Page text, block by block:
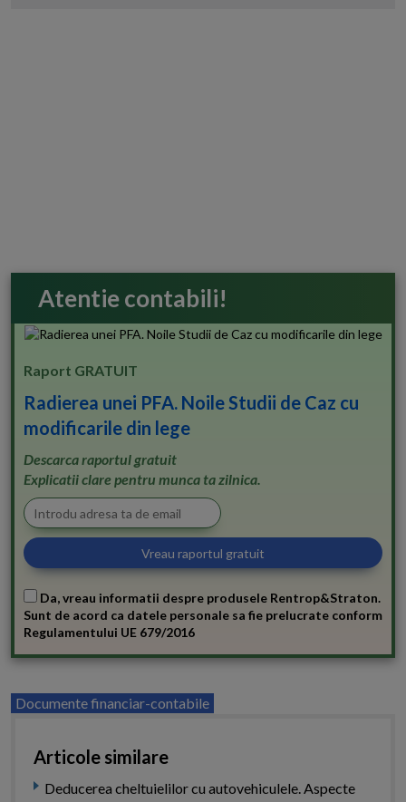
Atentie contabili!
Raport GRATUIT
Radierea unei PFA. Noile Studii de Caz cu
modificarile din lege
Descarca raportul gratuit
Explicatii clare pentru munca ta zilnica.
Da, vreau informatii despre produsele Rentrop&Straton.
Sunt de acord ca datele personale sa fie prelucrate conform
Regulamentului UE 679/2016
Documente financiar-contabile
Articole similare
Deducerea cheltuielilor cu autovehiculele. Aspecte